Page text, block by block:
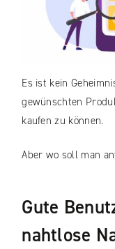
Es ist kein
gewünschten
kaufen zu können.
Aber wo soll man
Gute
nahtlose